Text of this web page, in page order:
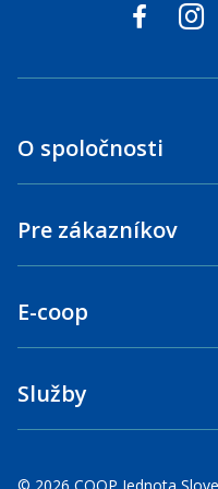
facebook
O spoločnosti
Pre zákazníkov
E-coop
Služby